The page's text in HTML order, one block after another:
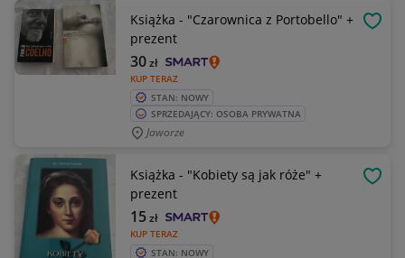
Książka - "Czarownica z Portobello" +
prezent
KUP TERAZ
30zł
STAN: NOWY
SPRZEDAJĄCY: OSOBA PRYWATNA
Jaworze
Książka - "Kobiety są jak róże" +
prezent
KUP TERAZ
15zł
STAN: NOWY